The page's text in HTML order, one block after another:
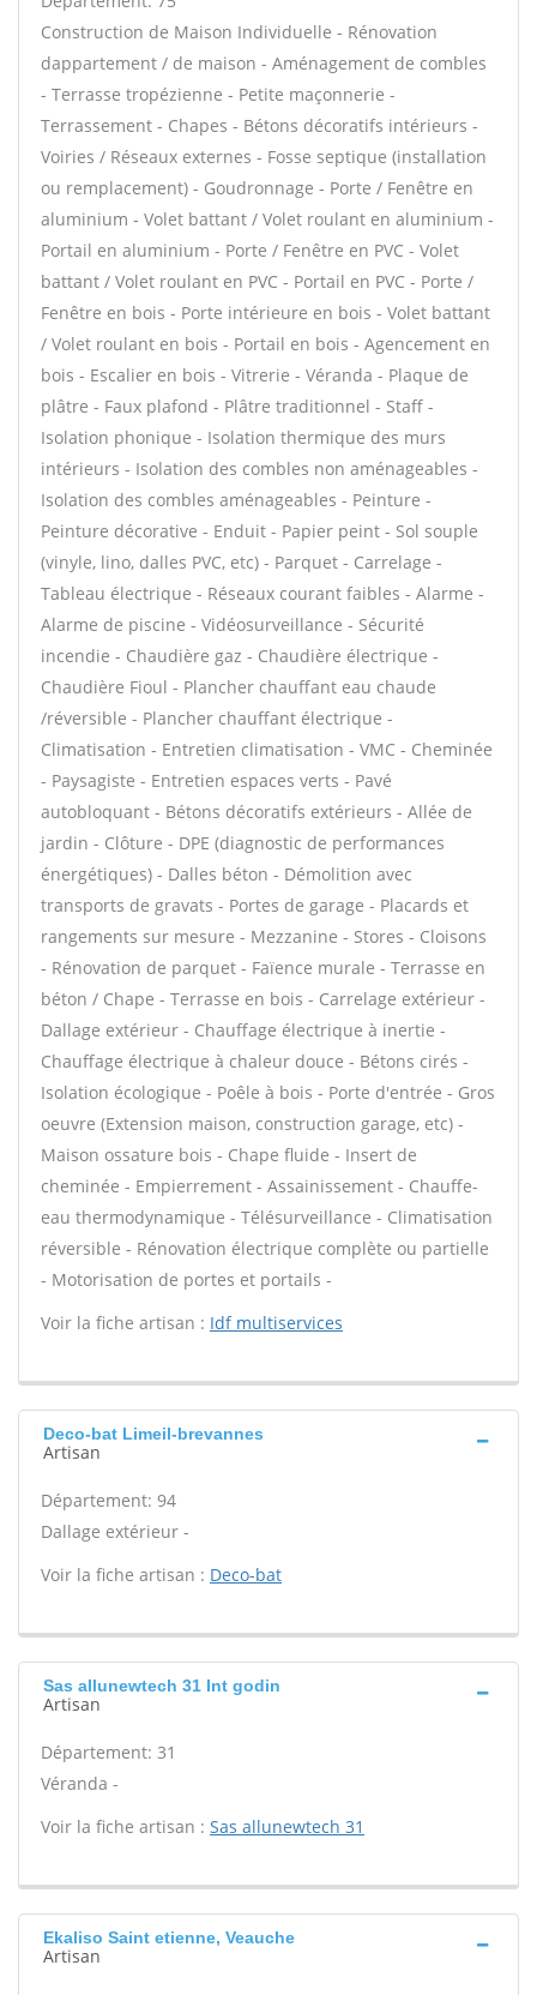
Construction de Maison Individuelle - Rénovation
dappartement / de maison - Aménagement de combles
- Terrasse tropézienne - Petite maçonnerie -
Terrassement - Chapes - Bétons décoratifs intérieurs -
Voiries / Réseaux externes - Fosse septique (installation
ou remplacement) - Goudronnage - Porte / Fenêtre en
aluminium - Volet battant / Volet roulant en aluminium -
Portail en aluminium - Porte / Fenêtre en PVC - Volet
battant / Volet roulant en PVC - Portail en PVC - Porte /
Fenêtre en bois - Porte intérieure en bois - Volet battant
/ Volet roulant en bois - Portail en bois - Agencement en
bois - Escalier en bois - Vitrerie - Véranda - Plaque de
plâtre - Faux plafond - Plâtre traditionnel - Staff -
Isolation phonique - Isolation thermique des murs
intérieurs - Isolation des combles non aménageables -
Isolation des combles aménageables - Peinture -
Peinture décorative - Enduit - Papier peint - Sol souple
(vinyle, lino, dalles PVC, etc) - Parquet - Carrelage -
Tableau électrique - Réseaux courant faibles - Alarme -
Alarme de piscine - Vidéosurveillance - Sécurité
incendie - Chaudière gaz - Chaudière électrique -
Chaudière Fioul - Plancher chauffant eau chaude
/réversible - Plancher chauffant électrique -
Climatisation - Entretien climatisation - VMC - Cheminée
- Paysagiste - Entretien espaces verts - Pavé
autobloquant - Bétons décoratifs extérieurs - Allée de
jardin - Clôture - DPE (diagnostic de performances
énergétiques) - Dalles béton - Démolition avec
transports de gravats - Portes de garage - Placards et
rangements sur mesure - Mezzanine - Stores - Cloisons
- Rénovation de parquet - Faïence murale - Terrasse en
béton / Chape - Terrasse en bois - Carrelage extérieur -
Dallage extérieur - Chauffage électrique à inertie -
Chauffage électrique à chaleur douce - Bétons cirés -
Isolation écologique - Poêle à bois - Porte d'entrée - Gros
oeuvre (Extension maison, construction garage, etc) -
Maison ossature bois - Chape fluide - Insert de
cheminée - Empierrement - Assainissement - Chauffe-
eau thermodynamique - Télésurveillance - Climatisation
réversible - Rénovation électrique complète ou partielle
- Motorisation de portes et portails -
Voir la fiche artisan : Idf multiservices
Deco-bat Limeil-brevannes
Artisan
Département: 94
Dallage extérieur -
Voir la fiche artisan : Deco-bat
Sas allunewtech 31 Int godin
Artisan
Département: 31
Véranda -
Voir la fiche artisan : Sas allunewtech 31
Ekaliso Saint etienne, Veauche
Artisan